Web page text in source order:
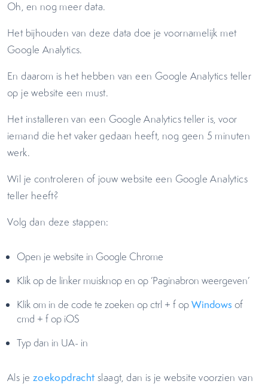
Oh, en nog meer data.
Het bijhouden van deze data doe je voornamelijk met
Google Analytics.
En daarom is het hebben van een Google Analytics teller
op je website een must.
Het installeren van een Google Analytics teller is, voor
iemand die het vaker gedaan heeft, nog geen 5 minuten
werk.
Wil je controleren of jouw website een Google Analytics
teller heeft?
Volg dan deze stappen:
Open je website in Google Chrome
Klik op de linker muisknop en op ‘Paginabron weergeven’
Klik om in de code te zoeken op ctrl + f opWindows of
cmd + f op iOS
Typ dan in UA- in
Als je zoekopdracht slaagt, dan is je website voorzien van